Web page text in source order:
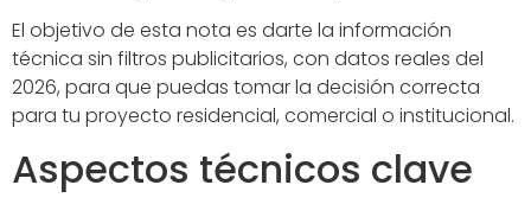
El objetivo de esta nota es darte la información
técnica sin filtros publicitarios, con datos reales del
2026, para que puedas tomar la decisión correcta
para tu proyecto residencial, comercial o institucional.
Aspectos técnicos clave